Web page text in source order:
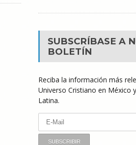
SUBSCRÍBASE A
BOLETÍN
Reciba la información más
Universo Cristiano en México
Latina.